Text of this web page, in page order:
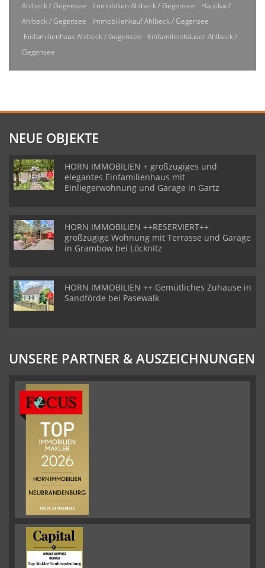
Ahlbeck / Gegensee
Immobilien Ahlbeck / Gegensee
Hauskauf
Ahlbeck / Gegensee
Immobilienkauf Ahlbeck / Gegensee
Einfamilienhaus Ahlbeck / Gegensee
Einfamilienhäuser Ahlbeck /
Gegensee
NEUE OBJEKTE
HORN IMMOBILIEN + großzügiges und
elegantes Einfamilienhaus mit
Einliegerwohnung und Garage in Gartz
HORN IMMOBILIEN ++RESERVIERT++
großzügige Wohnung mit Terrasse und Garage
in Grambow bei Löcknitz
HORN IMMOBILIEN ++ Gemütliches Zuhause in
Sandförde bei Pasewalk
UNSERE PARTNER & AUSZEICHNUNGEN